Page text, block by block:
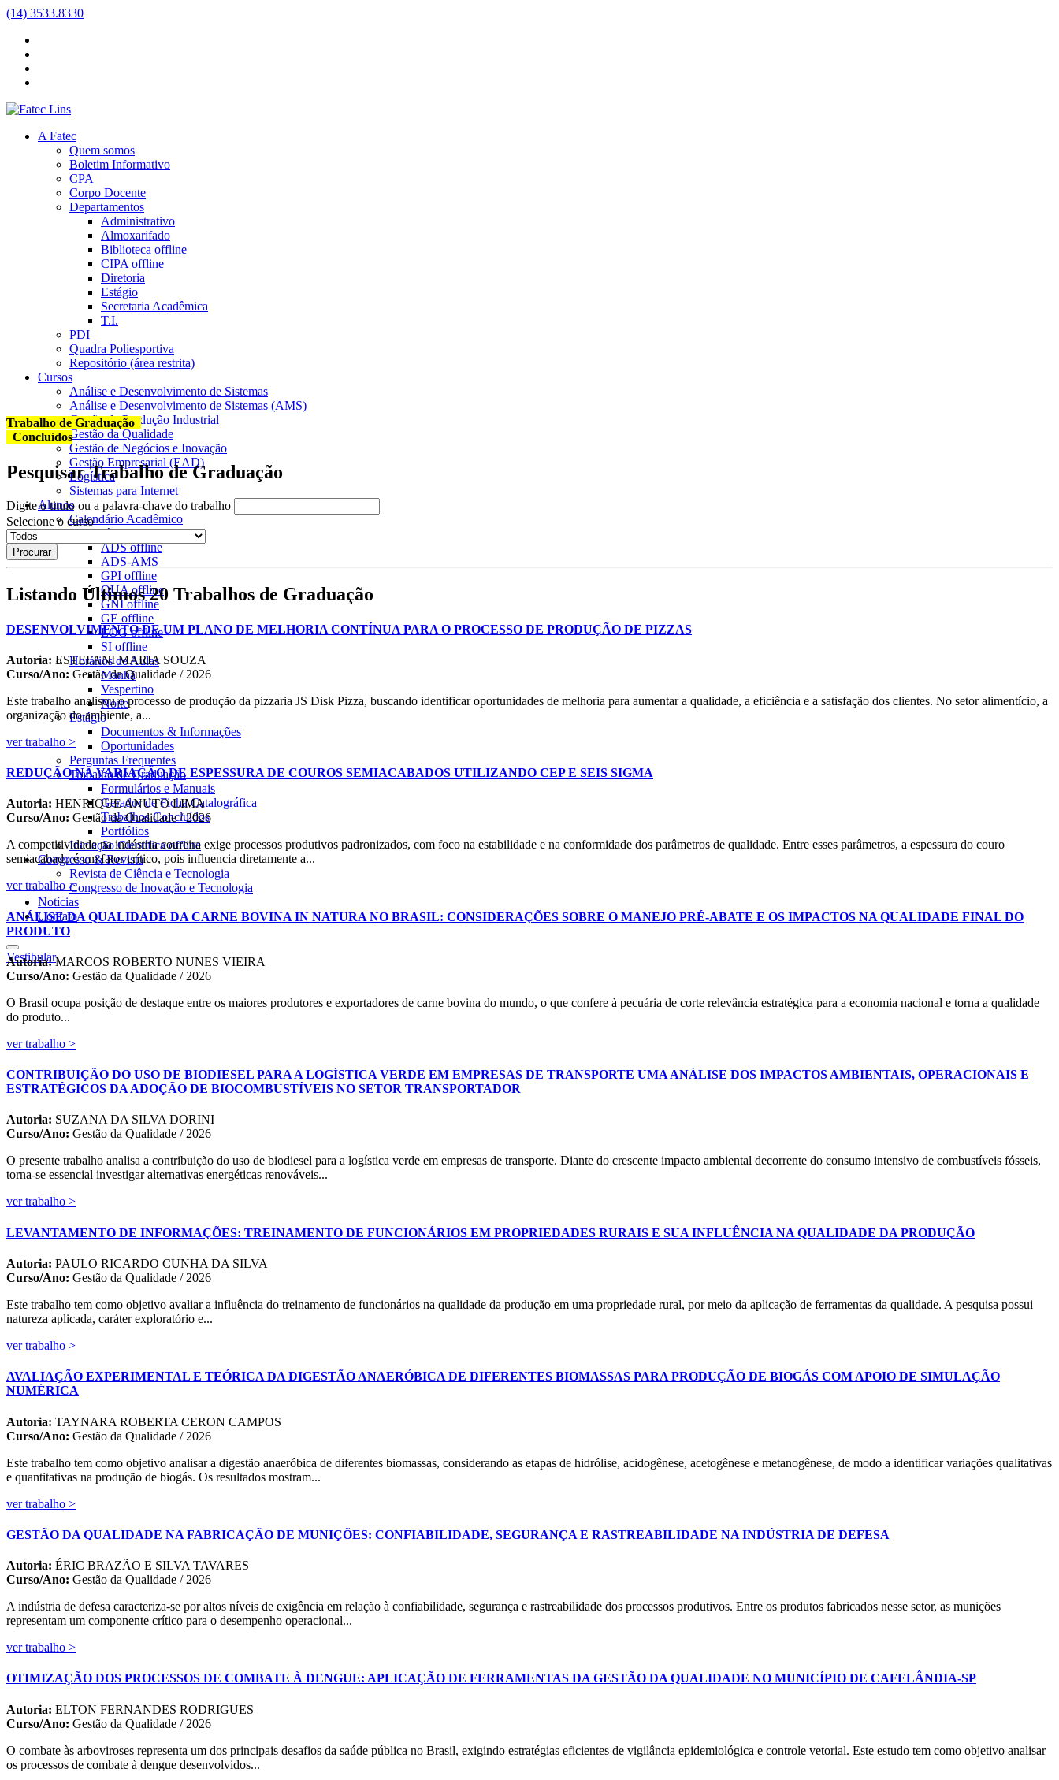
(14) 3533.8330
A Fatec
Quem somos
Boletim Informativo
CPA
Corpo Docente
Departamentos
Administrativo
Almoxarifado
Biblioteca offline
CIPA offline
Diretoria
Estágio
Secretaria Acadêmica
T.I.
PDI
Quadra Poliesportiva
Repositório (área restrita)
Cursos
Análise e Desenvolvimento de Sistemas
Análise e Desenvolvimento de Sistemas (AMS)
Gestão da Produção Industrial
Gestão da Qualidade
Gestão de Negócios e Inovação
Gestão Empresarial (EAD)
Logística
Sistemas para Internet
Alunos
Calendário Acadêmico
Calendário de Provas
ADSoffline
ADS-AMS
GPI offline
QUAoffline
GNIoffline
GE offline
LOGoffline
SI offline
Horários de Aulas
Manhã
Vespertino
Noite
Estágio
Documentos & Informações
Oportunidades
Perguntas Frequentes
Trabalho de Graduação
Formulários e Manuais
Gerador de Ficha Catalográfica
Trabalhos Concluídos
Portfólios
Iniciação Científicaoffline
Congresso & Revista
Revista de Ciência e Tecnologia
Congresso de Inovação e Tecnologia
Notícias
Contato
Vestibular
Trabalho de Graduação
Concluídos
Pesquisar Trabalho de Graduação
Digite o titulo ou a palavra-chave do trabalho
Selecione o curso
Listando Últimos 20 Trabalhos de Graduação
DESENVOLVIMENTO DE UM PLANO DE MELHORIA CONTÍNUA PARA O PROCESSO DE PRODUÇÃO DE PIZZAS
Autoria: ESTEFANI MARIA SOUZA
Curso/Ano: Gestão da Qualidade / 2026
Este trabalho analisou o processo de produção da pizzaria JS Disk Pizza, buscando identificar oportunidades de melhoria para aumentar a qualidade, a eficiência e a satisfação dos clientes. No setor alimentício, a
organização do ambiente, a...
ver trabalho >
REDUÇÃO NA VARIAÇÃO DE ESPESSURA DE COUROS SEMIACABADOS UTILIZANDO CEP E SEIS SIGMA
Autoria: HENRIQUE ANUTO LIMA
Curso/Ano: Gestão da Qualidade / 2026
A competitividade na indústria coureira exige processos produtivos padronizados, com foco na estabilidade e na conformidade dos parâmetros de qualidade. Entre esses parâmetros, a espessura do couro
semiacabado é um fator crítico, pois influencia diretamente a...
ver trabalho >
ANÁLISE DA QUALIDADE DA CARNE BOVINA IN NATURA NO BRASIL: CONSIDERAÇÕES SOBRE O MANEJO PRÉ-ABATE E OS IMPACTOS NA QUALIDADE FINAL DO
PRODUTO
Autoria:MARCOS ROBERTO NUNES VIEIRA
Curso/Ano: Gestão da Qualidade / 2026
O Brasil ocupa posição de destaque entre os maiores produtores e exportadores de carne bovina do mundo, o que confere à pecuária de corte relevância estratégica para a economia nacional e torna a qualidade
do produto...
ver trabalho >
CONTRIBUIÇÃO DO USO DE BIODIESEL PARA A LOGÍSTICA VERDE EM EMPRESAS DE TRANSPORTE UMA ANÁLISE DOS IMPACTOS AMBIENTAIS, OPERACIONAIS E
ESTRATÉGICOS DA ADOÇÃO DE BIOCOMBUSTÍVEIS NO SETOR TRANSPORTADOR
Autoria: SUZANA DA SILVA DORINI
Curso/Ano: Gestão da Qualidade / 2026
O presente trabalho analisa a contribuição do uso de biodiesel para a logística verde em empresas de transporte. Diante do crescente impacto ambiental decorrente do consumo intensivo de combustíveis fósseis,
torna-se essencial investigar alternativas energéticas renováveis...
ver trabalho >
LEVANTAMENTO DE INFORMAÇÕES: TREINAMENTO DE FUNCIONÁRIOS EM PROPRIEDADES RURAIS E SUA INFLUÊNCIA NA QUALIDADE DA PRODUÇÃO
Autoria: PAULO RICARDO CUNHA DA SILVA
Curso/Ano: Gestão da Qualidade / 2026
Este trabalho tem como objetivo avaliar a influência do treinamento de funcionários na qualidade da produção em uma propriedade rural, por meio da aplicação de ferramentas da qualidade. A pesquisa possui
natureza aplicada, caráter exploratório e...
ver trabalho >
AVALIAÇÃO EXPERIMENTAL E TEÓRICA DA DIGESTÃO ANAERÓBICA DE DIFERENTES BIOMASSAS PARA PRODUÇÃO DE BIOGÁS COM APOIO DE SIMULAÇÃO
NUMÉRICA
Autoria: TAYNARA ROBERTA CERON CAMPOS
Curso/Ano: Gestão da Qualidade / 2026
Este trabalho tem como objetivo analisar a digestão anaeróbica de diferentes biomassas, considerando as etapas de hidrólise, acidogênese, acetogênese e metanogênese, de modo a identificar variações qualitativas
e quantitativas na produção de biogás. Os resultados mostram...
ver trabalho >
GESTÃO DA QUALIDADE NA FABRICAÇÃO DE MUNIÇÕES: CONFIABILIDADE, SEGURANÇA E RASTREABILIDADE NA INDÚSTRIA DE DEFESA
Autoria: ÉRIC BRAZÃO E SILVA TAVARES
Curso/Ano: Gestão da Qualidade / 2026
A indústria de defesa caracteriza-se por altos níveis de exigência em relação à confiabilidade, segurança e rastreabilidade dos processos produtivos. Entre os produtos fabricados nesse setor, as munições
representam um componente crítico para o desempenho operacional...
ver trabalho >
OTIMIZAÇÃO DOS PROCESSOS DE COMBATE À DENGUE: APLICAÇÃO DE FERRAMENTAS DA GESTÃO DA QUALIDADE NO MUNICÍPIO DE CAFELÂNDIA-SP
Autoria: ELTON FERNANDES RODRIGUES
Curso/Ano: Gestão da Qualidade / 2026
O combate às arboviroses representa um dos principais desafios da saúde pública no Brasil, exigindo estratégias eficientes de vigilância epidemiológica e controle vetorial. Este estudo tem como objetivo analisar
os processos de combate à dengue desenvolvidos...